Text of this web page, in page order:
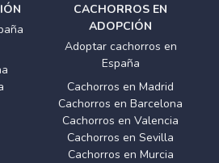
CACHORROS EN
ADOPCIÓN
Adoptar cachorros en
España
Cachorros en Madrid
Cachorros en Barcelona
Cachorros en Valencia
Cachorros en Sevilla
Cachorros en Murcia